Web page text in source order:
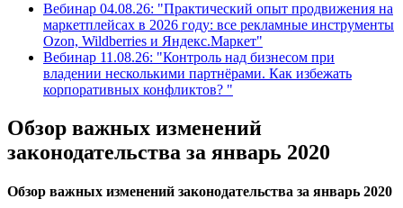
Вебинар 04.08.26: "Практический опыт продвижения на
маркетплейсах в 2026 году: все рекламные инструменты
Ozon, Wildberries и Яндекс.Маркет"
Вебинар 11.08.26: "Контроль над бизнесом при
владении несколькими партнёрами. Как избежать
корпоративных конфликтов? "
Обзор важных изменений
законодательства за январь 2020
Обзор важных изменений законодательства за январь 2020